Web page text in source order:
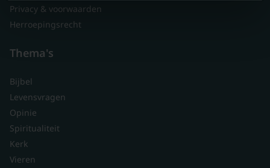
Privacy & voorwaarden
Herroepingsrecht
Thema's
Bijbel
Levensvragen
Opinie
Spiritualiteit
Kerk
Vieren